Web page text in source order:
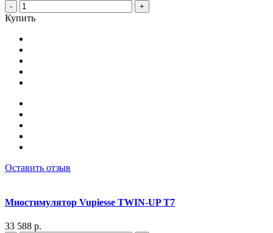
- +
Купить
Оставить отзыв
Миостимулятор Vupiesse TWIN-UP T7
33 588 р.